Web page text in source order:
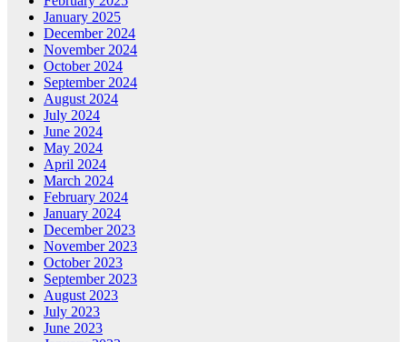
January 2025
December 2024
November 2024
October 2024
September 2024
August 2024
July 2024
June 2024
May 2024
April 2024
March 2024
February 2024
January 2024
December 2023
November 2023
October 2023
September 2023
August 2023
July 2023
June 2023